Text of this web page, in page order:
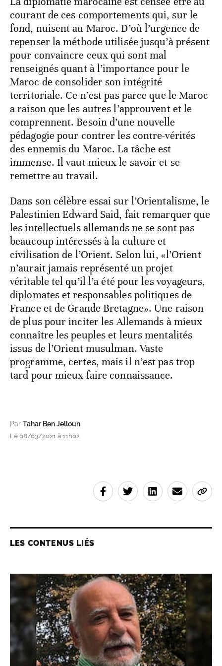
courant de ces comportements qui, sur le
fond, nuisent au Maroc. D’où l’urgence de
repenser la méthode utilisée jusqu’à présent
pour convaincre ceux qui sont mal
renseignés quant à l’importance pour le
Maroc de consolider son intégrité
territoriale. Ce n’est pas parce que le Maroc
a raison que les autres l’approuvent et le
comprennent. Besoin d’une nouvelle
pédagogie pour contrer les contre-vérités
des ennemis du Maroc. La tâche est
immense. Il vaut mieux le savoir et se
remettre au travail.
Dans son célèbre essai sur l’Orientalisme, le
Palestinien Edward Said, fait remarquer que
les intellectuels allemands ne se sont pas
beaucoup intéressés à la culture et
civilisation de l’Orient. Selon lui, «l’Orient
n’aurait jamais représenté un projet
véritable tel qu’il l’a été pour les voyageurs,
diplomates et responsables politiques de
France et de Grande Bretagne». Une raison
de plus pour inciter les Allemands à mieux
connaître les peuples et leurs mentalités
issus de l’Orient musulman. Vaste
programme, certes, mais il n’est pas trop
tard pour mieux faire connaissance.
Par Tahar Ben Jelloun
Le 08/03/2021 à 11h02
LES CONTENUS LIÉS